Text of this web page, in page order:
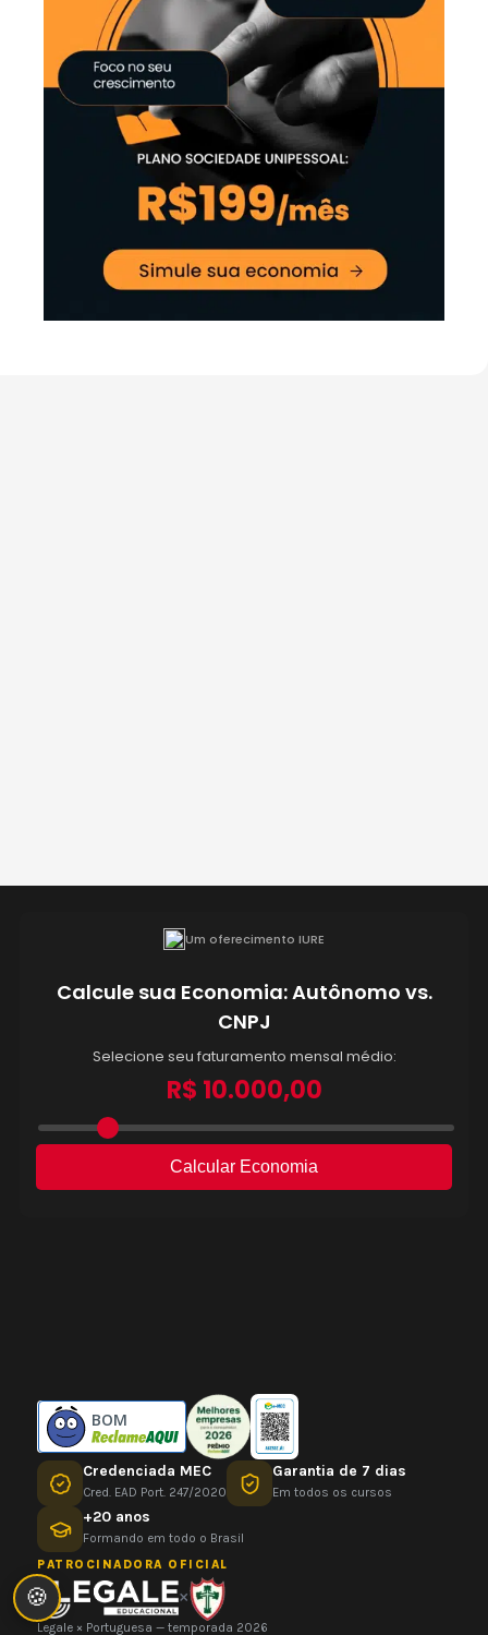
BOM
Credenciada MEC
Cred. EAD Port. 247/2020
Garantia de 7 dias
Em todos os cursos
+20 anos
Formando em todo o Brasil
PATROCINADORA OFICIAL
×
Legale × Portuguesa — temporada 2026
🍪